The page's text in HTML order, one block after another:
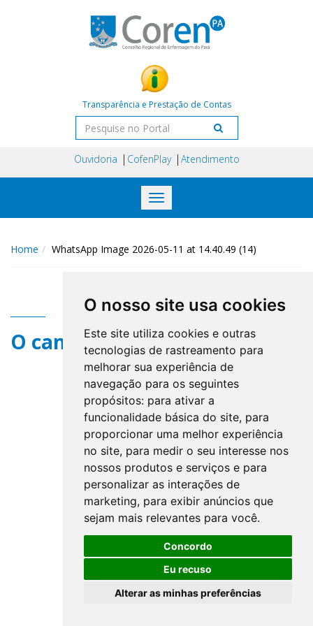
O nosso site usa cookies
Este site utiliza cookies e outras
tecnologias de rastreamento para
melhorar sua experiência de
navegação para os seguintes
propósitos: para ativar a
funcionalidade básica do site, para
proporcionar uma melhor experiência
no site, para medir o seu interesse nos
nossos produtos e serviços e para
personalizar as interações de
marketing, para exibir anúncios que
sejam mais relevantes para você.
Concordo
Eu recuso
Alterar as minhas preferências
Transparência e Prestação de Contas
Ouvidoria CofenPlay Atendimento
Toggle
navigation
Home WhatsApp Image 2026-05-11 at 14.40.49 (14)
O campo title não existe.